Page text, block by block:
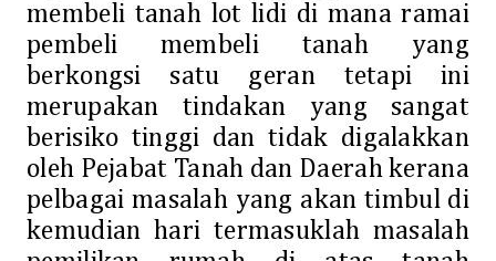
membeli tanah lot lidi di mana ramai
pembeli membeli tanah yang
berkongsi satu geran tetapi ini
merupakan tindakan yang sangat
berisiko tinggi dan tidak digalakkan
oleh Pejabat Tanah dan Daerah kerana
pelbagai masalah yang akan timbul di
kemudian hari termasuklah masalah